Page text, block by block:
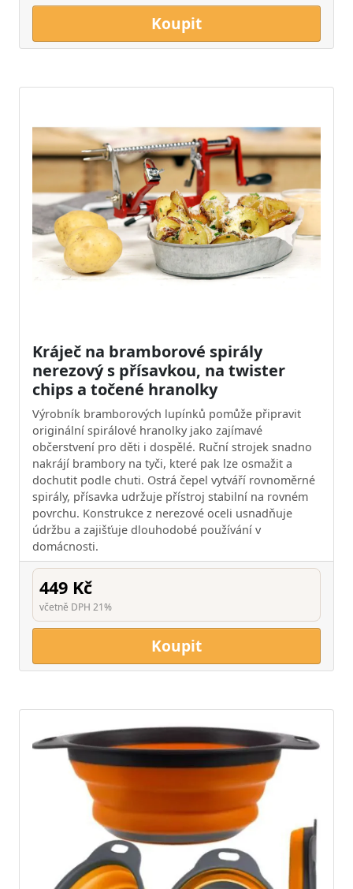
Koupit
Kráječ na bramborové spirály
nerezový s přísavkou, na twister
chips a točené hranolky
Výrobník bramborových lupínků pomůže připravit
originální spirálové hranolky jako zajímavé
občerstvení pro děti i dospělé. Ruční strojek snadno
nakrájí brambory na tyči, které pak lze osmažit a
dochutit podle chuti. Ostrá čepel vytváří rovnoměrné
spirály, přísavka udržuje přístroj stabilní na rovném
povrchu. Konstrukce z nerezové oceli usnadňuje
údržbu a zajišťuje dlouhodobé používání v
domácnosti.
449 Kč
včetně DPH 21%
Koupit